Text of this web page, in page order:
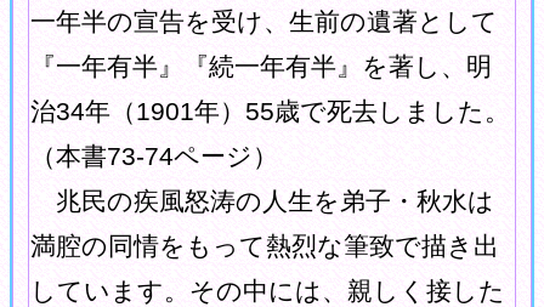
一年半の宣告を受け、生前の遺著として
『一年有半』『続一年有半』を著し、明
治34年（1901年）55歳で死去しました。
（本書73-74ページ）
兆民の疾風怒涛の人生を弟子・秋水は
満腔の同情をもって熱烈な筆致で描き出
しています。その中には、親しく接した